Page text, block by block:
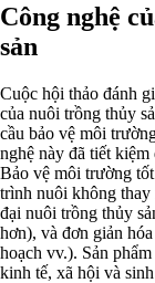
Công nghệ
sản
Cuộc hội thảo đánh
của nuôi trồng thủy
cầu bảo vệ môi
nghệ này đã tiết
Bảo vệ môi trường
trình nuôi không thay
đại nuôi trồng thủy
hơn), và đơn giản
hoạch vv.). Sản
kinh tế, xã hội và